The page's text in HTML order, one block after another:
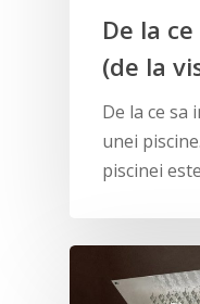
De la
(de la
De la ce sa
unei
piscinei